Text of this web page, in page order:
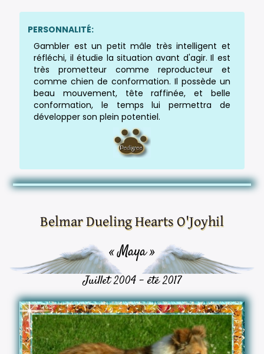
PERSONNALITÉ:
Gambler est un petit mâle très intelligent et
réfléchi, il étudie la situation avant d'agir. Il est
très prometteur comme reproducteur et
comme chien de conformation. Il possède un
beau mouvement, tête raffinée, et belle
conformation, le temps lui permettra de
développer son plein potentiel.
Belmar Dueling Hearts O'Joyhil
« Maya »
Juillet 2004 - été 2017